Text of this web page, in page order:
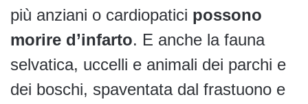
più anziani o cardiopatici possono
morire d’infarto. E anche la fauna
selvatica, uccelli e animali dei parchi e
dei boschi, spaventata dal frastuono e